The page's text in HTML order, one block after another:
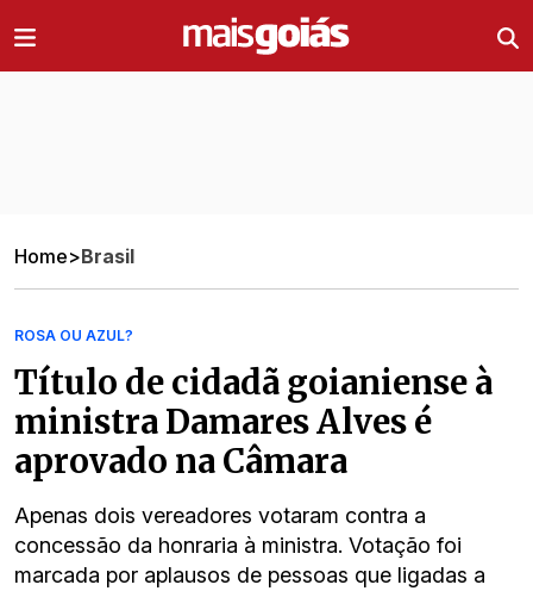
Home>Brasil
ROSA OU AZUL?
Título de cidadã goianiense à
ministra Damares Alves é
aprovado na Câmara
Apenas dois vereadores votaram contra a
concessão da honraria à ministra. Votação foi
marcada por aplausos de pessoas que ligadas a